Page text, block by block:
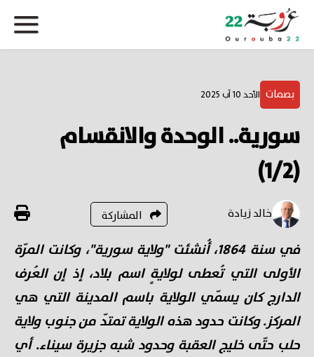
بصمات الأحد 10 آب 2025
سورية.. الوحدة والانقسام
(1/2)
خالد زيادة المشاركة
في سنة 1864، أُنشئت "ولاية سورية"، وكانت المرّة
الأولى التي تُعطى لولايةٍ اسم بلاد، إذ إن العُرف
الدارج كان يسمّي الولاية باسم المدينة التي هي
المركز. وكانت حدود هذه الولاية تمتدّ من جنوب ولاية
حلب حتّى خليج العقبة وحدود شبه جزيرة سيناء. أي